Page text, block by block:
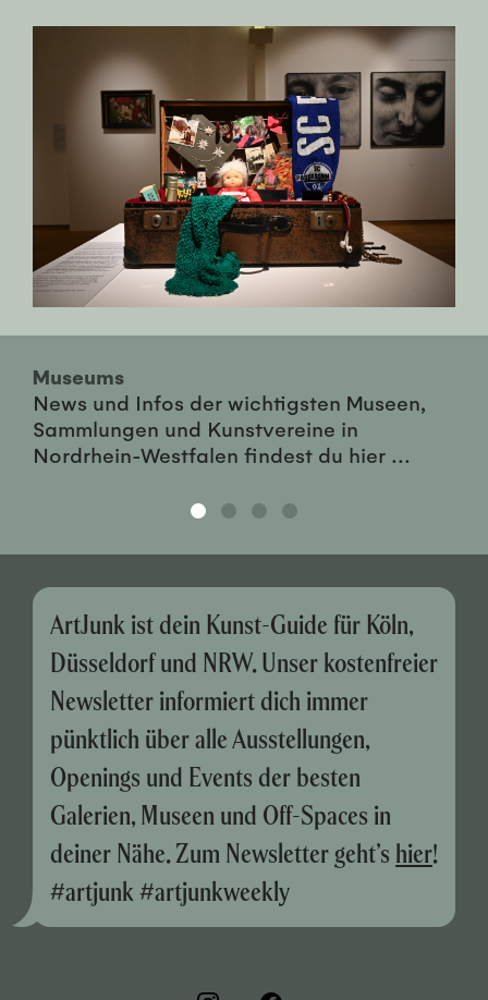
Museums
News und Infos der wichtigsten Museen,
Sammlungen und Kunstvereine in
Nordrhein-Westfalen findest du hier ...
ArtJunk ist dein Kunst-Guide für Köln,
Düsseldorf und NRW. Unser kostenfreier
Newsletter informiert dich immer
pünktlich über alle Ausstellungen,
Openings und Events der besten
Galerien, Museen und Off-Spaces in
deiner Nähe. Zum Newsletter geht’s hier!
#artjunk #artjunkweekly